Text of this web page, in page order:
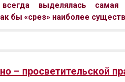
выделялась самая
бы «срез» наиболее
– просветительской